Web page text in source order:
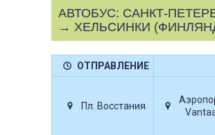
АВТОБУС: САНКТ-
→ ХЕЛЬСИНКИ
ОТПРАВЛЕНИЕ
Пл. Восстания